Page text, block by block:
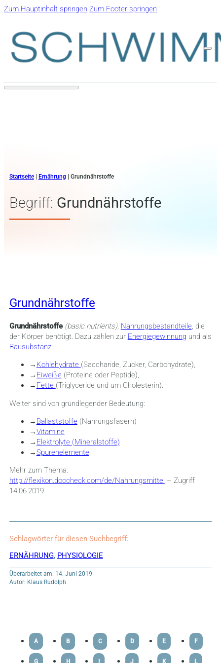
Zum Hauptinhalt springen Zum Footer springen
Startseite| Ernährung Grundnährstoffe
Begriff: Grundnährstoffe
Grundnährstoffe
Grundnährstoffe (basic nutrients), Nahrungsbestandteile, die
der Körper benötigt. Dazu zählen zur Energiegewinnung und als
Bausubstanz:
→ Kohlehydrate (Saccharide, Zucker, Carbohydrate),
→ Eiweiße (Proteine oder Peptide),
→ Fette (Triglyceride und um Cholesterin).
Weiter sind von grundlegender Bedeutung:
→ Ballaststoffe (Nahrungsfasern)
→Vitamine
→ Elektrolyte (Mineralstoffe)
→Spurenelemente
Mehr zum Thema:
http://flexikon.doccheck.com/de/Nahrungsmittel – Zugriff
14.06.2019
Schlagwörter für diesen Suchbegriff:
ERNÄHRUNG, PHYSIOLOGIE
Überarbeitet am: 14. Juni 2019
Autor: Klaus Rudolph
A B C D E F